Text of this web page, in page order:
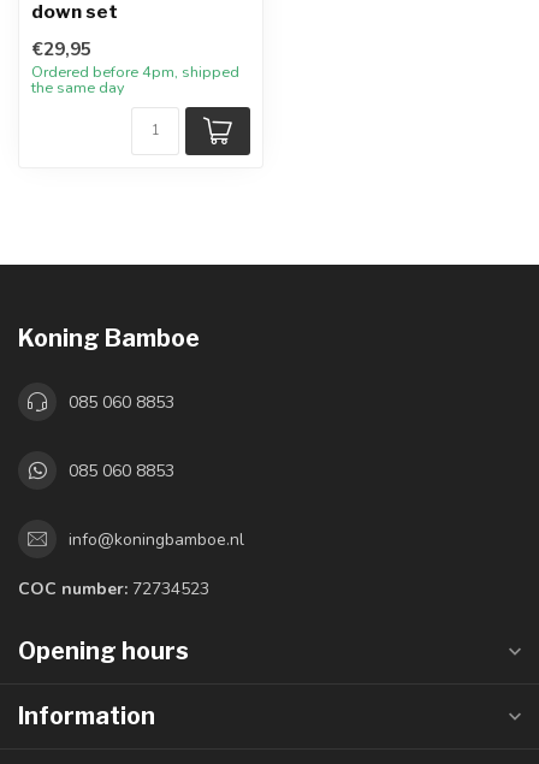
down set
€29,95
Ordered before 4pm, shipped
the same day
Koning Bamboe
085 060 8853
085 060 8853
info@koningbamboe.nl
COC number: 72734523
Opening hours
Information